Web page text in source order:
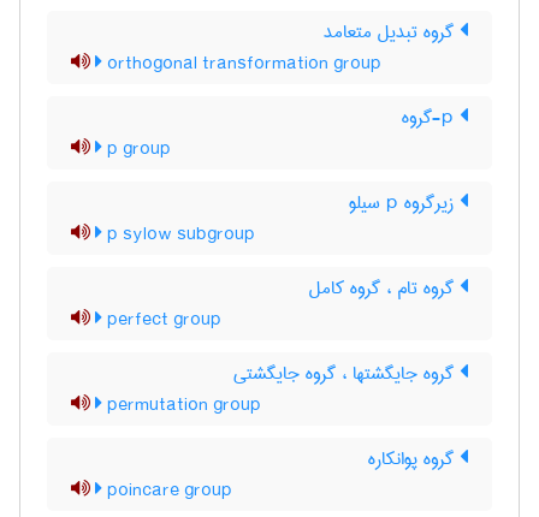
گروه تبدیل متعامد
orthogonal transformation group
p group
زیرگروه p سیلو
p sylow subgroup
گروه تام ، گروه کامل
perfect group
گروه جایگشتها ، گروه جایگشتی
permutation group
گروه پوانکاره
poincare group